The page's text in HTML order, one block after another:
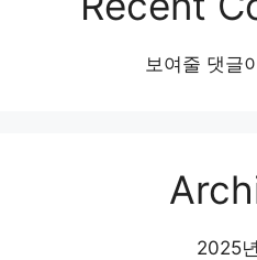
보여줄 댓글
2025